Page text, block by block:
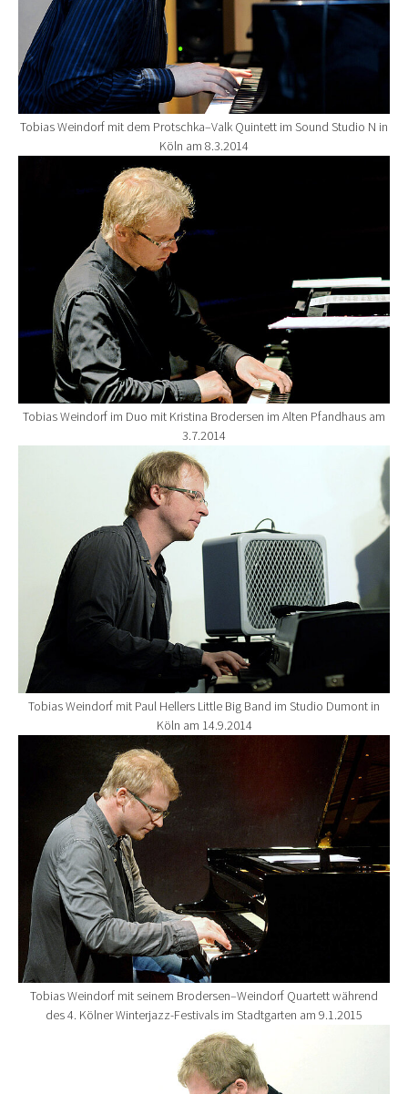
Tobias Weindorf mit dem Protschka–Valk Quintett im Sound Studio N in
Köln am 8.3.2014
Show larger version for:
Tobias Weindorf im Duo mit Kristina Brodersen im Alten Pfandhaus am
3.7.2014
Show larger version for:
Tobias Weindorf mit Paul Hellers Little Big Band im Studio Dumont in
Köln am 14.9.2014
Show larger version for:
Tobias Weindorf mit seinem Brodersen–Weindorf Quartett während
des 4. Kölner Winterjazz-Festivals im Stadtgarten am 9.1.2015